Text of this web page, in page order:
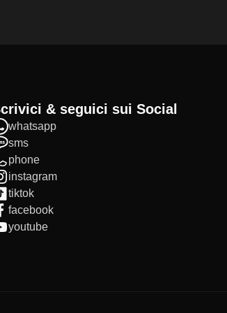
Scrivici & seguici sui Social
whatsapp
sms
phone
instagram
tiktok
facebook
youtube